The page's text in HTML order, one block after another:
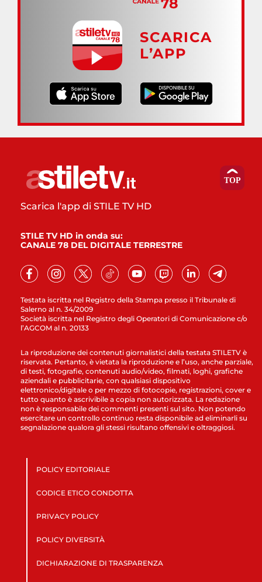
SCARICA
L’APP
Testata iscritta nel Registro della Stampa presso il Tribunale di
Salerno al n. 34/2009
Società iscritta nel Registro degli Operatori di Comunicazione c/o
l’AGCOM al n. 20133
Scarica l'app di STILE TV HD
STILE TV HD in onda su:
CANALE 78 DEL DIGITALE TERRESTRE
La riproduzione dei contenuti giornalistici della testata STILETV è
riservata. Pertanto, è vietata la riproduzione e l’uso, anche parziale,
di testi, fotografie, contenuti audio/video, filmati, loghi, grafiche
aziendali e pubblicitarie, con qualsiasi dispositivo
elettronico/digitale o per mezzo di fotocopie, registrazioni, cover e
tutto quanto è ascrivibile a copia non autorizzata. La redazione
non è responsabile dei commenti presenti sul sito. Non potendo
esercitare un controllo continuo resta disponibile ad eliminarli su
segnalazione qualora gli stessi risultano offensivi e oltraggiosi.
POLICY EDITORIALE
CODICE ETICO CONDOTTA
PRIVACY POLICY
POLICY DIVERSITÀ
DICHIARAZIONE DI TRASPARENZA